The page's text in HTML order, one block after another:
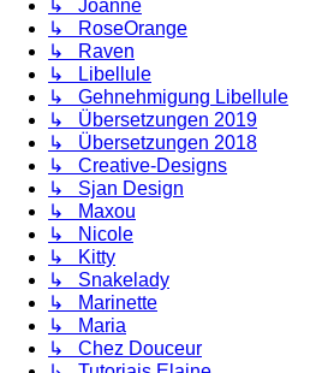
↳ Joanne
↳ RoseOrange
↳ Raven
↳ Libellule
↳ Gehnehmigung Libellule
↳ Übersetzungen 2019
↳ Übersetzungen 2018
↳ Creative-Designs
↳ Sjan Design
↳ Maxou
↳ Nicole
↳ Kitty
↳ Snakelady
↳ Marinette
↳ Maria
↳ Chez Douceur